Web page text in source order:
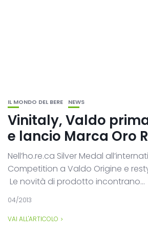
IL MONDO DEL BERE NEWS
Vinitaly, Valdo
e lancio Marca Oro
Nell’ho.re.ca Silver Medal
Competition a Valdo Origine e
Le novità di prodotto incontrano...
04/2013
VAI ALL'ARTICOLO